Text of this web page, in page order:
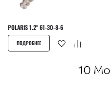
POLARIS 1.2" 61-30-8-6
ПОДРОБНЕЕ